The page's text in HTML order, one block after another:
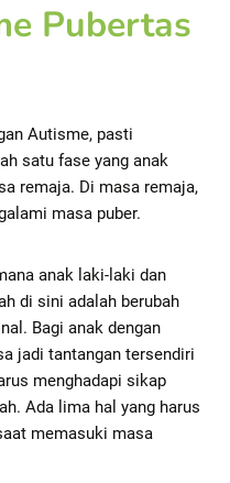
Pubertas
Autisme, pasti
satu fase yang anak
remaja. Di masa remaja,
masa puber.
anak laki-laki dan
di sini adalah berubah
Bagi anak dengan
jadi tantangan tersendiri
menghadapi sikap
Ada lima hal yang harus
memasuki masa